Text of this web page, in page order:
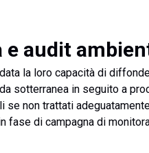
e audit
la loro capacità di
sotterranea in seguito a
non trattati
fase di campagna di